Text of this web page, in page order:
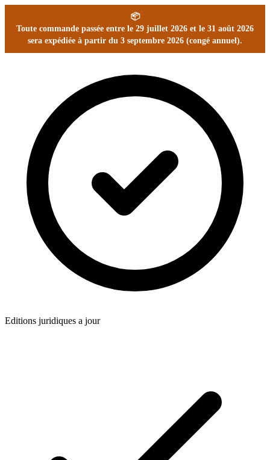
📦
Toute commande passée entre le 29 juillet 2026 et le 31 août 2026
sera expédiée à partir du 3 septembre 2026 (congé annuel).
Editions juridiques a jour